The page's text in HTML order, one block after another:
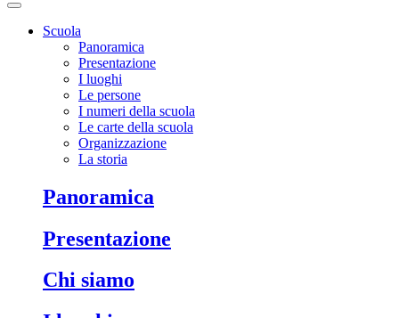
Scuola
Panoramica
Presentazione
I luoghi
Le persone
I numeri della scuola
Le carte della scuola
Organizzazione
La storia
Panoramica
Presentazione
Chi siamo